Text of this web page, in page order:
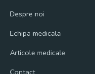
Despre noi
Echipa medicala
Articole medicale
Contact